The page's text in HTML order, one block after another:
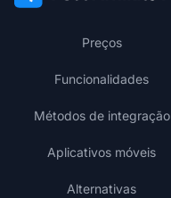
Preços
Funcionalidades
Métodos de integração
Aplicativos móveis
Alternativas